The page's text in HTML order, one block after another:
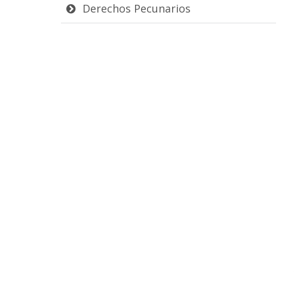
Derechos Pecunarios